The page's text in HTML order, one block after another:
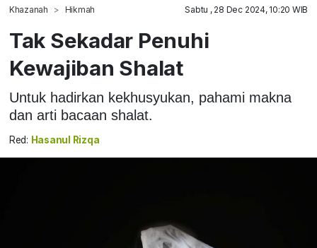
Khazanah Hikmah Sabtu , 28 Dec 2024, 10:20 WIB
Tak Sekadar Penuhi
Kewajiban Shalat
Untuk hadirkan kekhusyukan, pahami makna
dan arti bacaan shalat.
Red: Hasanul Rizqa